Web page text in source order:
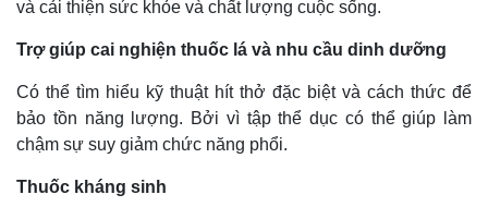
và cải thiện sức khỏe và chất lượng cuộc sống.
Trợ giúp cai nghiện thuốc lá và nhu cầu dinh dưỡng
Có thể tìm hiểu kỹ thuật hít thở đặc biệt và cách thức để
bảo tồn năng lượng. Bởi vì tập thể dục có thể giúp làm
chậm sự suy giảm chức năng phổi.
Thuốc kháng sinh